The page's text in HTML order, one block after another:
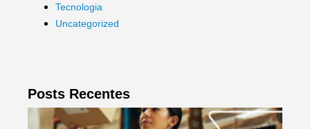
Tecnologia
Uncategorized
Posts Recentes